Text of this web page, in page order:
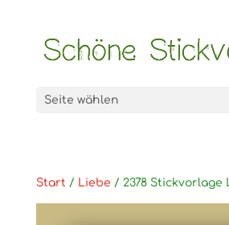
Seite wählen
Start / Liebe / 2378 Stickvorlage